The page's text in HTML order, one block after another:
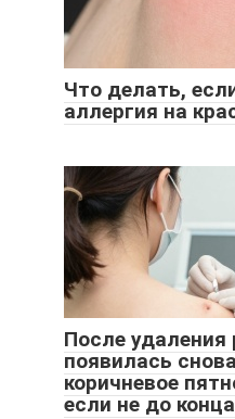
Что делать,
аллергия на
После удаления
появилась
коричневое
если не до